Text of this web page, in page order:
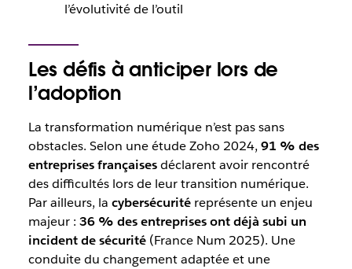
l’évolutivité de l’outil
Les défis à anticiper lors de
l’adoption
La transformation numérique n’est pas sans
obstacles. Selon une étude Zoho 2024, 91 % des
entreprises françaisesdéclarent avoir rencontré
des difficultés lors de leur transition numérique.
Par ailleurs, la cybersécuritéreprésente un enjeu
majeur : 36 % des entreprises ont déjà subi un
incident de sécurité(France Num 2025). Une
conduite du changement adaptée et une